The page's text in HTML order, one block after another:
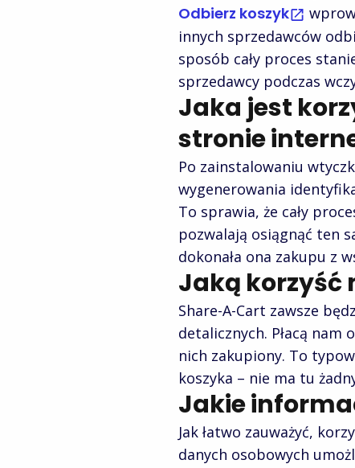
Odbierz koszyk
innych sprzedawców
sposób cały proces
sprzedawcy podczas
Jaka jest
stronie
Po zainstalowaniu
wygenerowania
To sprawia, że cały
pozwalają osiągnąć ten
dokonała ona zakupu z
Jaką korzyść
Share-A-Cart zawsze
detalicznych. Płacą
nich zakupiony. To
koszyka – nie ma tu
Jakie
Jak łatwo zauważyć,
danych osobowych